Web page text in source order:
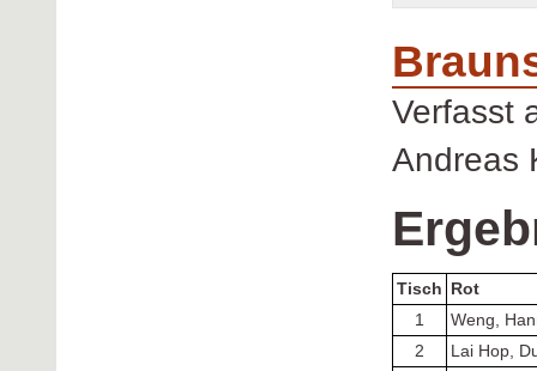
Verfasst
Andreas
Tisch Rot
1
Weng,
2
Lai Hop,